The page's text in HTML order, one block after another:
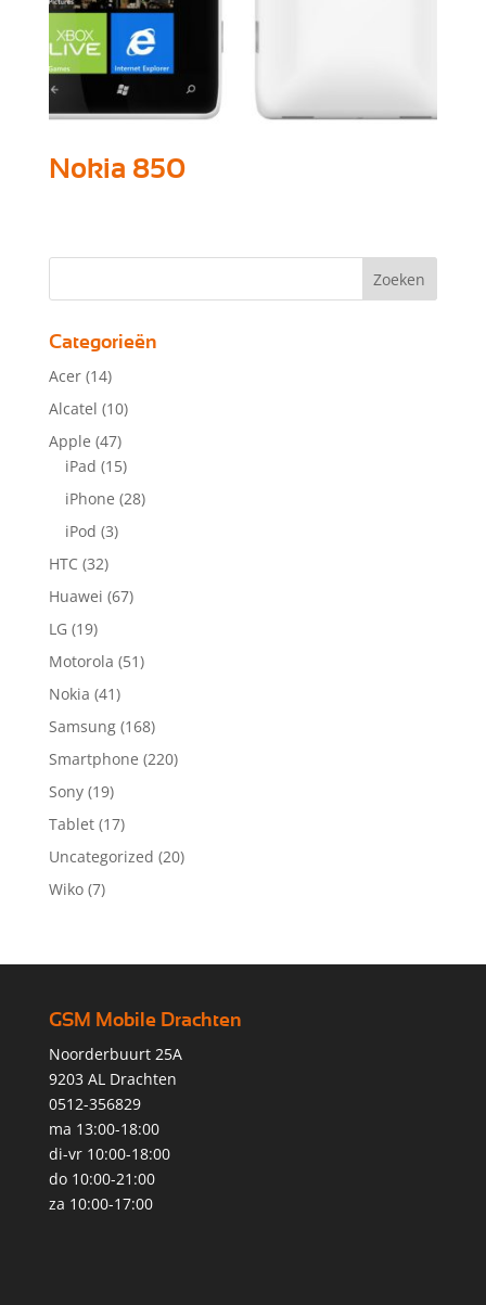
Nokia 850
Categorieën
Acer (14)
Alcatel (10)
Apple (47)
iPad (15)
iPhone (28)
iPod (3)
HTC (32)
Huawei (67)
LG (19)
Motorola (51)
Nokia (41)
Samsung (168)
Smartphone (220)
Sony (19)
Tablet (17)
Uncategorized (20)
Wiko (7)
GSM Mobile Drachten
Noorderbuurt 25A
9203 AL Drachten
0512-356829
ma 13:00-18:00
di-vr 10:00-18:00
do 10:00-21:00
za 10:00-17:00